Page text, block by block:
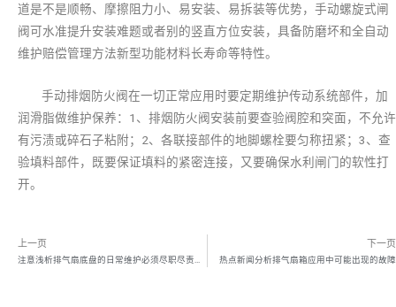
道是不是顺畅、摩擦阻力小、易安装、易拆装等优势，手动螺旋式闸
阀可水准提升安装难题或者别的竖直方位安装，具备防磨坏和全自动
维护赔偿管理方法新型功能材料长寿命等特性。
手动排烟防火阀在一切正常应用时要定期维护传动系统部件，加
润滑脂做维护保养：1、排烟防火阀安装前要查验阀腔和突面，不允许
有污渍或碎石子粘附；2、各联接部件的地脚螺栓要匀称扭紧；3、查
验填料部件，既要保证填料的紧密连接，又要确保水利闸门的软性打
开。
上一页
注意浅析排气扇底盘的日常维护必须尽职尽责、尽职尽责。
下一页
热点新闻分析排气扇箱应用中可能出现的故障